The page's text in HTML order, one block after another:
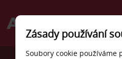
Welcome
Zásady používání
Soubory cookie používáme